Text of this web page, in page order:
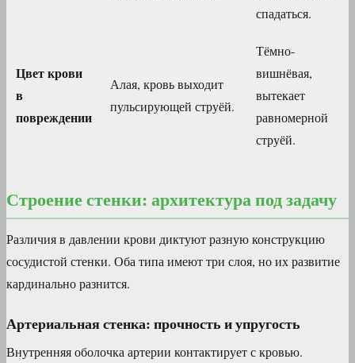
спадаться.
Цвет крови
в
повреждении
Алая, кровь выходит
пульсирующей струёй.
Тёмно-
вишнёвая,
вытекает
равномерной
струёй.
Строение стенки: архитектура под задачу
Различия в давлении крови диктуют разную конструкцию
сосудистой стенки. Оба типа имеют три слоя, но их развитие
кардинально разнится.
Артериальная стенка: прочность и упругость
Внутренняя оболочка артерии контактирует с кровью.